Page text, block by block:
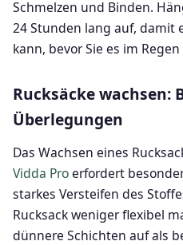
Schmelzen und Binden.
24 Stunden lang auf, damit
kann, bevor Sie es im
Rucksäcke wachsen:
Überlegungen
Das Wachsen eines
Vidda Proerfordert
starkes Versteifen des
Rucksack weniger flexibel
dünnere Schichten auf als